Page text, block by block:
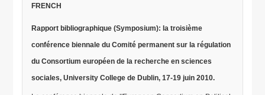
FRENCH
Rapport bibliographique (Symposium): la troisième
conférence biennale du Comité permanent sur la régulation
du Consortium européen de la recherche en sciences
sociales, University College de Dublin, 17-19 juin 2010.